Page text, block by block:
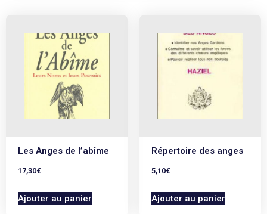
Les Anges de l’abîme
17,30€
Ajouter au panier
Répertoire des anges
5,10€
Ajouter au panier